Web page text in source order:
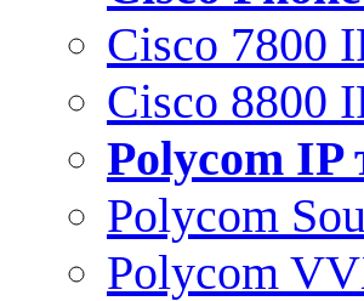
Cisco 7800
Cisco 8800
Polycom IP
Polycom
Polycom